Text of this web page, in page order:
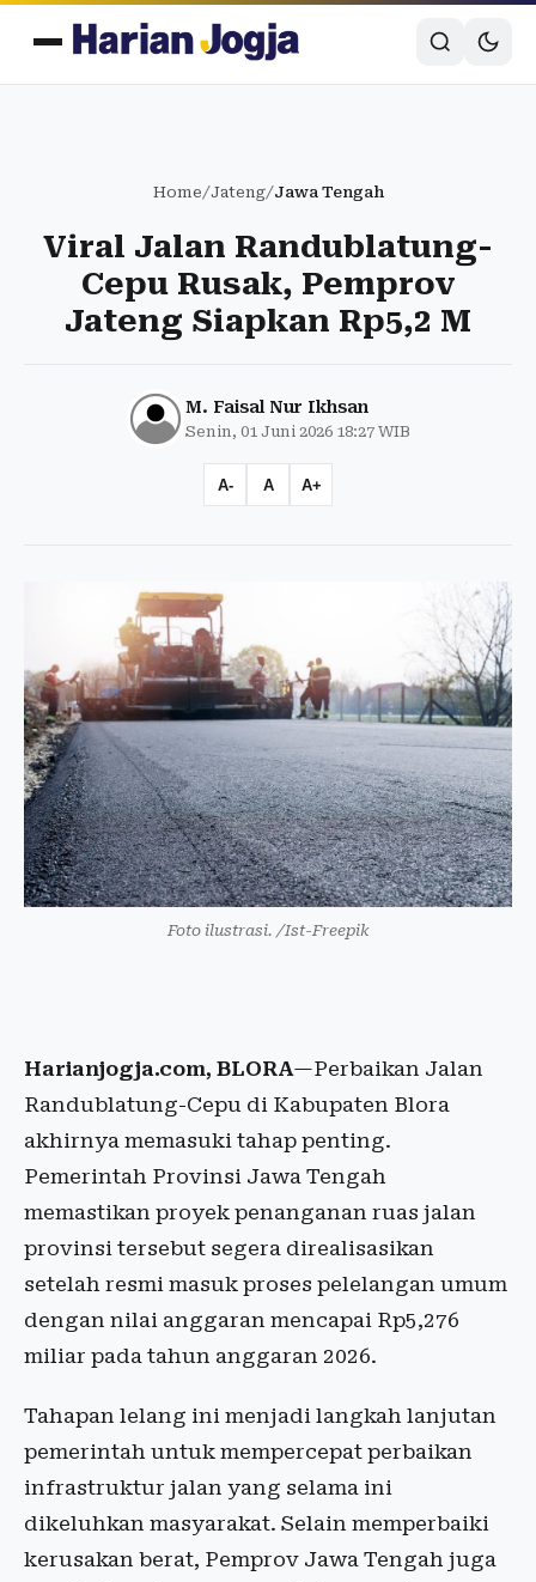
Home/Jateng/Jawa Tengah
Viral Jalan Randublatung-
Cepu Rusak, Pemprov
Jateng Siapkan Rp5,2 M
M. Faisal Nur Ikhsan
Senin, 01 Juni 2026 18:27 WIB
A- A A+
Foto ilustrasi. /Ist-Freepik
Harianjogja.com, BLORA—Perbaikan Jalan
Randublatung-Cepu di Kabupaten Blora
akhirnya memasuki tahap penting.
Pemerintah Provinsi Jawa Tengah
memastikan proyek penanganan ruas jalan
provinsi tersebut segera direalisasikan
setelah resmi masuk proses pelelangan umum
dengan nilai anggaran mencapai Rp5,276
miliar pada tahun anggaran 2026.
Tahapan lelang ini menjadi langkah lanjutan
pemerintah untuk mempercepat perbaikan
infrastruktur jalan yang selama ini
dikeluhkan masyarakat. Selain memperbaiki
kerusakan berat, Pemprov Jawa Tengah juga